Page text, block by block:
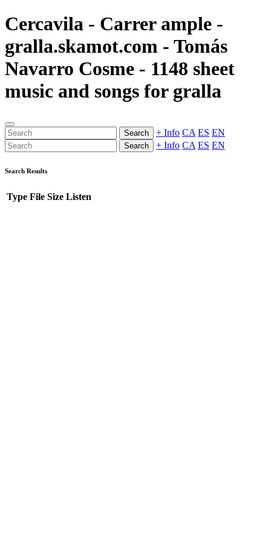
Cercavila - Carrer ample -
gralla.skamot.com - Tomás
Navarro Cosme - 1148 sheet
music and songs for gralla
Search + Info CA ES EN
Search + Info CA ES EN
Search Results
Type File Size Listen